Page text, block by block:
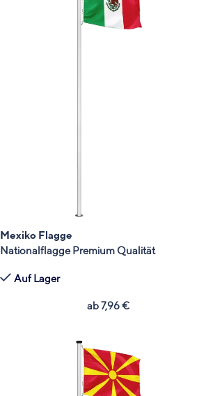
Mexiko Flagge
Nationalflagge Premium Qualität
Auf Lager
ab7,96€